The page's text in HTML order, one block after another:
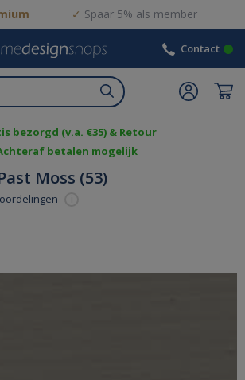
Spaar 5% als member
Contact
bezorgd (v.a. €35) & Retour
betalen mogelijk
Moss (53)